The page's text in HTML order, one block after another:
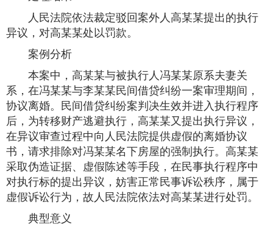
人民法院依法裁定驳回案外人高某某提出的执行
异议，对高某某处以罚款。
案例分析
本案中，高某某与被执行人冯某某原系夫妻关
系，在冯某某与李某某民间借贷纠纷一案审理期间，
协议离婚。民间借贷纠纷案判决生效并进入执行程序
后，为转移财产逃避执行，高某某又提出执行异议，
在异议审查过程中向人民法院提供虚假的离婚协议
书，请求排除对冯某某名下房屋的强制执行。高某某
采取伪造证据、虚假陈述等手段，在民事执行程序中
对执行标的提出异议，妨害正常民事诉讼秩序，属于
虚假诉讼行为，故人民法院依法对高某某进行处罚。
典型意义